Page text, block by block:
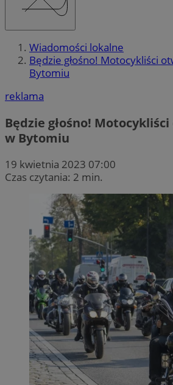
Wiadomości lokalne
Będzie głośno! Motocykliści
Bytomiu
reklama
Będzie głośno!
w Bytomiu
19 kwietnia 2023 07:00
Czas czytania: 2 min.